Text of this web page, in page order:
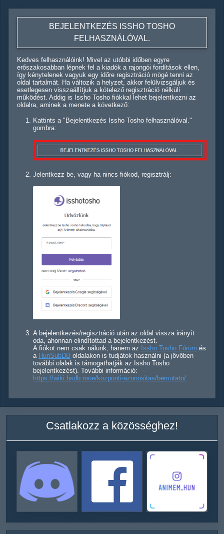
BEJELENTKEZÉS ISSHO TOSHO
FELHASZNÁLÓVAL.
Kedves felhasználóink! Mivel az utóbbi időben egyre
erőszakosabban lépnek fel a kiadók a rajongói fordítások ellen,
így kénytelenek vagyuk egy időre regisztráció mögé tenni az
oldal tartalmát. Ha változik a helyzet, akkor felülvizsgáljuk és
esetlegesen visszaállítjuk a kötelező regisztráció nélküli
működést. Addig is Issho Tosho fiókkal lehet bejelentkezni az
oldalra, aminek a menete a következő:
Kattints a "Bejelentkezés Issho Tosho felhasználóval."
gombra:
Jelentkezz be, vagy ha nincs fiókod, regisztrálj:
A bejelentkezés/regisztráció után az oldal vissza irányít
oda, ahonnan elindítottad a bejelentkezést.
A fiókot nem csak nálunk, hanem az Issho Tosho Fórum és
a HunSubDB oldalakon is tudjátok használni (a jövőben
további olalak is támogathatják az Issho Tosho
bejelentkezést). További információ:
https://wiki.hsdb.moe/kozponti-azonositas/bemutato/
Csatlakozz a közösséghez!